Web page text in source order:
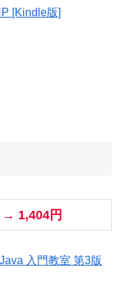
[Kindle版]
→ 1,404円
入門教室 第3版